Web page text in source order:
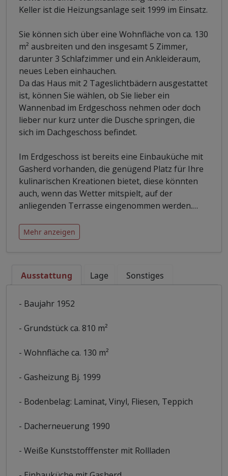
Keller ist die Heizungsanlage seit 1999 im Einsatz.
Sie können sich über eine Wohnfläche von ca. 130
m² ausbreiten und den insgesamt 5 Zimmer,
darunter 3 Schlafzimmer und ein Ankleideraum,
neues Leben einhauchen.
Da das Haus mit 2 Tageslichtbädern ausgestattet
ist, können Sie wählen, ob Sie lieber ein
Wannenbad im Erdgeschoss nehmen oder doch
lieber nur kurz unter die Dusche springen, die
sich im Dachgeschoss befindet.
Im Erdgeschoss ist bereits eine Einbauküche mit
Gasherd vorhanden, die genügend Platz für Ihre
kulinarischen Kreationen bietet, diese könnten
auch, wenn das Wetter mitspielt, auf der
anliegenden Terrasse eingenommen werden.…
Mehr anzeigen
Ausstattung Lage Sonstiges
- Baujahr 1952
- Grundstück ca. 810 m²
- Wohnfläche ca. 130 m²
- Gasheizung Bj. 1999
- Bodenbelag: Laminat, Vinyl, Fliesen, Teppich
- Dacherneuerung 1990
- Weiße Kunststofffenster mit Rollladen